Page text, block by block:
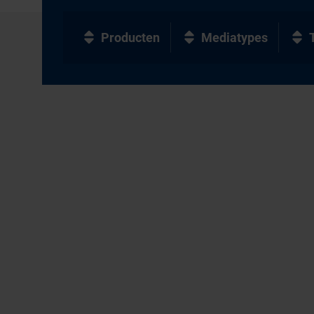
Producten Mediatypes